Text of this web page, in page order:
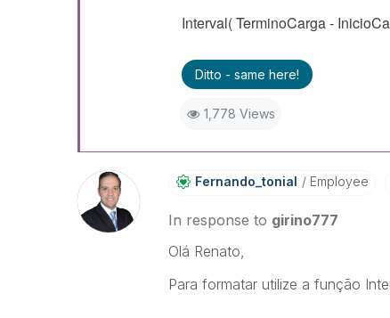
Interval(TerminoCarga -
Ditto - same here!
1,778 Views
Fernando_tonial Employee
In response to girino777
Olá Renato,
Para formatar utilize a função